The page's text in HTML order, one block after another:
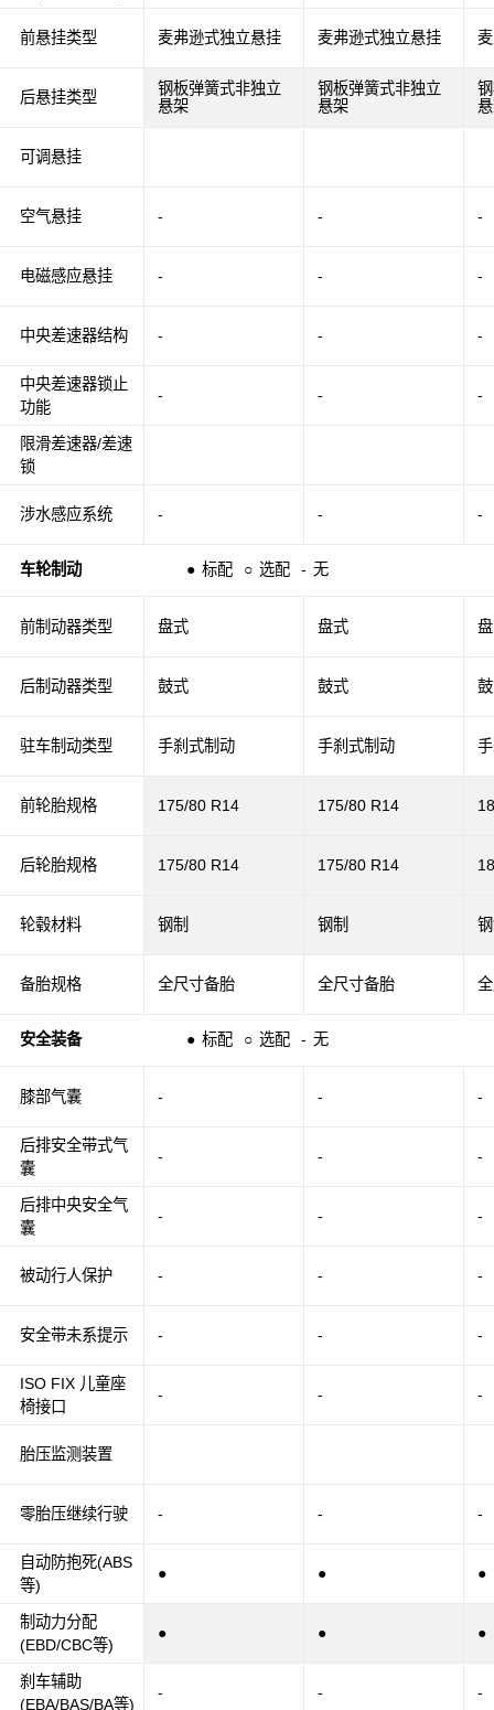
前悬挂类型
后悬挂类型
可调悬挂
空气悬挂
电磁感应悬挂
中央差速器结构
中央差速器锁止
功能
限滑差速器/差速
锁
涉水感应系统
车轮制动 ● 标配 ○ 选配 - 无
前制动器类型
后制动器类型
驻车制动类型
前轮胎规格
后轮胎规格
轮毂材料
备胎规格
安全装备 ● 标配 ○ 选配 - 无
膝部气囊
后排安全带式气
囊
后排中央安全气
囊
被动行人保护
安全带未系提示
ISO FIX 儿童座
椅接口
胎压监测装置
零胎压继续行驶
自动防抱死(ABS
等)
制动力分配
(EBD/CBC等)
刹车辅助
(EBA/BAS/BA等)
麦弗逊式独立悬挂 麦弗逊式独立悬挂
钢板弹簧式非独立
悬架
钢板弹簧式非独立
悬架
- - -
- - -
- - -
- - -
- - -
盘式 盘式
鼓式 鼓式
手刹式制动 手刹式制动
175/80 R14 175/80 R14
175/80 R14 175/80 R14
钢制 钢制
全尺寸备胎 全尺寸备胎
- - -
- - -
- - -
- - -
- - -
- - -
- - -
● ● ●
● ● ●
- - -